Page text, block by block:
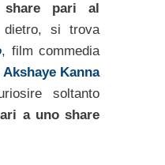
pari al
dietro, si trova
, film commedia
Akshaye Kanna
soltanto
a uno share